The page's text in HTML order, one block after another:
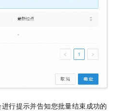
行提示并告知您批量结束成功的